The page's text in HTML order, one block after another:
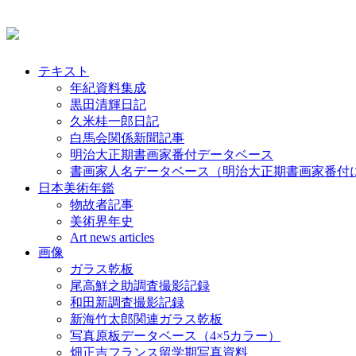
テキスト
年紀資料集成
黒田清輝日記
久米桂一郎日記
白馬会関係新聞記事
明治大正期書画家番付データベース
書画家人名データベース（明治大正期書画家番付
日本美術年鑑
物故者記事
美術界年史
Art news articles
画像
ガラス乾板
尾高鮮之助調査撮影記録
和田新調査撮影記録
新海竹太郎関連ガラス乾板
写真原板データベース（4×5カラー）
畑正吉フランス留学期写真資料